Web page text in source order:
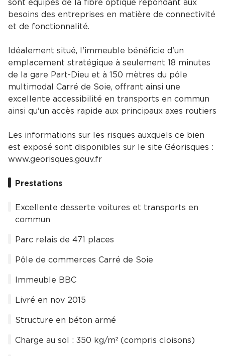
sont équipés de la fibre optique répondant aux
besoins des entreprises en matière de connectivité
et de fonctionnalité.
Idéalement situé, l'immeuble bénéficie d'un
emplacement stratégique à seulement 18 minutes
de la gare Part-Dieu et à 150 mètres du pôle
multimodal Carré de Soie, offrant ainsi une
excellente accessibilité en transports en commun
ainsi qu'un accès rapide aux principaux axes routiers
Les informations sur les risques auxquels ce bien
est exposé sont disponibles sur le site Géorisques :
www.georisques.gouv.fr
Prestations
Excellente desserte voitures et transports en
commun
Parc relais de 471 places
Pôle de commerces Carré de Soie
Immeuble BBC
Livré en nov 2015
Structure en béton armé
Charge au sol : 350 kg/m² (compris cloisons)